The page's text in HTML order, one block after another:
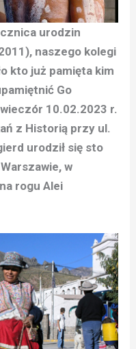
urodzin
naszego kolegi
kto już pamięta kim
Go
10.02.2023 r.
z Historią przy ul.
urodził się sto
w
rogu Alei